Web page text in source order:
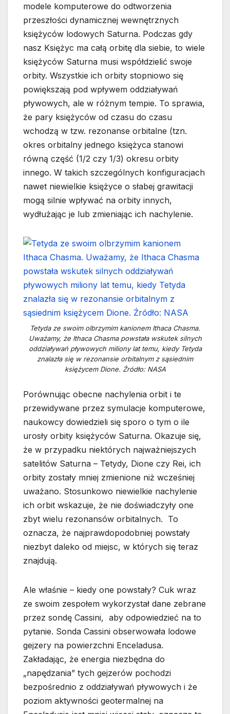
modele komputerowe do odtworzenia
przeszłości dynamicznej wewnętrznych
księżyców lodowych Saturna. Podczas gdy
nasz Księżyc ma całą orbitę dla siebie, to wiele
księżyców Saturna musi współdzielić swoje
orbity. Wszystkie ich orbity stopniowo się
powiększają pod wpływem oddziaływań
pływowych, ale w różnym tempie. To sprawia,
że pary księżyców od czasu do czasu
wchodzą w tzw. rezonanse orbitalne (tzn.
okres orbitalny jednego księżyca stanowi
równą część (1/2 czy 1/3) okresu orbity
innego. W takich szczególnych konfiguracjach
nawet niewielkie księżyce o słabej grawitacji
mogą silnie wpływać na orbity innych,
wydłużając je lub zmieniając ich nachylenie.
Tetyda ze swoim olbrzymim kanionem Ithaca Chasma.
Uważamy, że Ithaca Chasma powstała wskutek silnych
oddziaływań pływowych miliony lat temu, kiedy Tetyda
znalazła się w rezonansie orbitalnym z sąsiednim
księżycem Dione. Źródło: NASA
Porównując obecne nachylenia orbit i te
przewidywane przez symulacje komputerowe,
naukowcy dowiedzieli się sporo o tym o ile
urosły orbity księżyców Saturna. Okazuje się,
że w przypadku niektórych najważniejszych
satelitów Saturna – Tetydy, Dione czy Rei, ich
orbity zostały mniej zmienione niż wcześniej
uważano. Stosunkowo niewielkie nachylenie
ich orbit wskazuje, że nie doświadczyły one
zbyt wielu rezonansów orbitalnych. To
oznacza, że najprawdopodobniej powstały
niezbyt daleko od miejsc, w których się teraz
znajdują.
Ale właśnie – kiedy one powstały? Cuk wraz
ze swoim zespołem wykorzystał dane zebrane
przez sondę Cassini, aby odpowiedzieć na to
pytanie. Sonda Cassini obserwowała lodowe
gejzery na powierzchni Enceladusa.
Zakładając, że energia niezbędna do
„napędzania” tych gejzerów pochodzi
bezpośrednio z oddziaływań pływowych i że
poziom aktywności geotermalnej na